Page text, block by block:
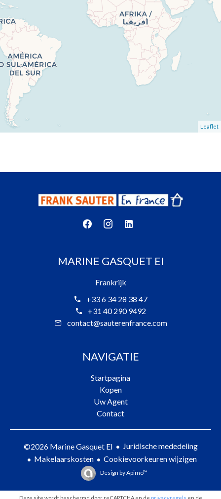
Leaflet
MARINE GASQUET EI
Frankrijk
+33 6 34 28 38 47
+31 40 290 9492
contact@sauterenfrance.com
NAVIGATIE
Startpagina
Kopen
Uw Agent
Contact
©2026 Marine Gasquet EI
Juridische mededeling
Makelaarskosten
Cookievoorkeuren wijzigen
Design byApimo™